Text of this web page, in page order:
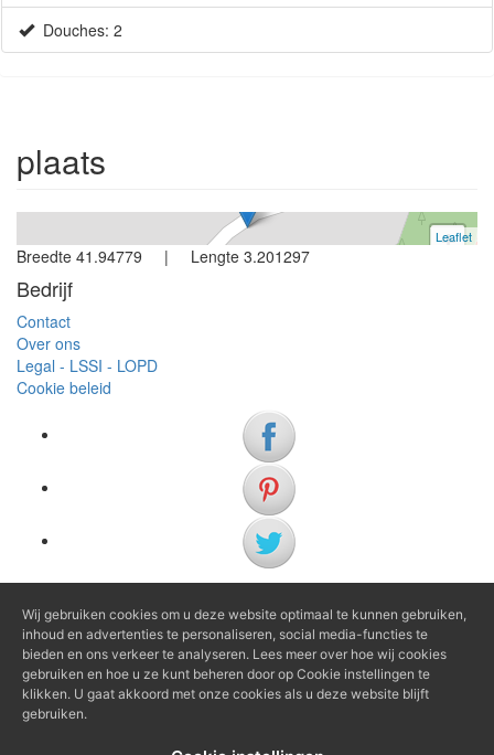
Douches: 2
plaats
Huis
+
Leaflet
Breedte 41.94779 | Lengte 3.201297
Bedrijf
Contact
Over ons
Legal - LSSI - LOPD
Cookie beleid
(+34) 972 622 505
(+34) 638 983 816
info@agenciaavi.cat
Wij gebruiken cookies om u deze website optimaal te kunnen gebruiken,
inhoud en advertenties te personaliseren, social media-functies te
bieden en ons verkeer te analyseren. Lees meer over hoe wij cookies
gebruiken en hoe u ze kunt beheren door op Cookie instellingen te
klikken. U gaat akkoord met onze cookies als u deze website blijft
gebruiken.